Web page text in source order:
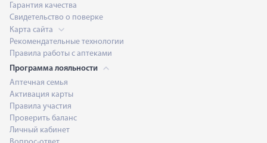
Гарантия качества
Свидетельство о поверке
Карта сайта
Рекомендательные технологии
Правила работы с аптеками
Программа лояльности
Аптечная семья
Активация карты
Правила участия
Проверить баланс
Личный кабинет